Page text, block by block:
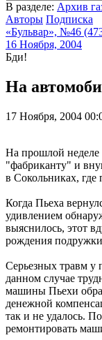
В разделе: Архив
Авторы Подписка
«Бульвар», №46
16 Ноября, 2004
Бди!
На
17 Ноября, 2004
На прошлой неделе
"фабриканту" и
в Сокольниках, где
Когда Пьеха
удивлением
выяснилось, этот
рождения
Серьезных травм у
данном случае
машины Пьехи
денежной
так и не удалось.
ремонтировать